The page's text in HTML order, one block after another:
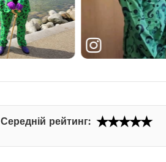
Середній рейтинг: